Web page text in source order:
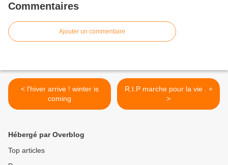
Commentaires
Ajouter un commentaire
< l'hiver arrive ! winter is
coming
R.I.P marche pour la vie . +
>
Hébergé par Overblog
Top articles